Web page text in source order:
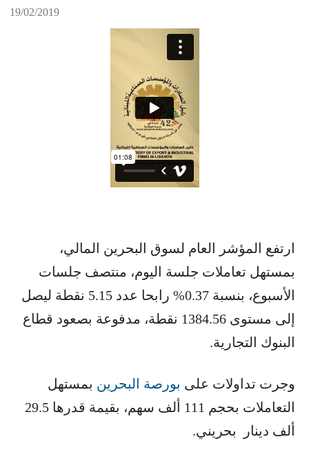
19/02/2019
ارتفع المؤشر العام لسوق البحرين المالي،
بمستهل تعاملات جلسة اليوم، منتصف جلسات
الأسبوع، بنسبة 0.37% رابحا عدد 5.15 نقطة ليصل
إلى مستوى 1384.56 نقطة، مدفوعة بصعود قطاع
البنوك التجارية.
وجرت تداولات على ​ بورصة البحرين ​ بمستهل
التعاملات بحجم 111 ألف سهم، بقيمة قدرها 29.5
ألف دينار بحريني.